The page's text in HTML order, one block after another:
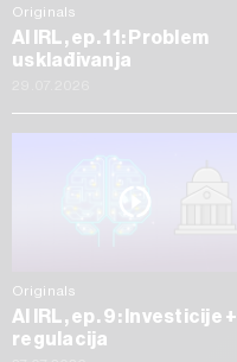
Originals
AI IRL, ep. 11: Problem
usklađivanja
Originals
AI IRL, ep. 9: Investicije +
regulacija